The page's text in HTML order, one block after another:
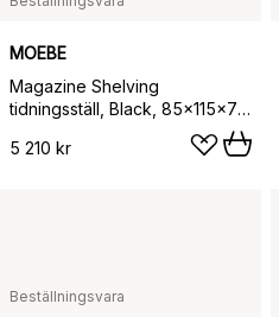
MOEBE
Magazine Shelving
tidningsställ, Black, 85x115x7
5 210 kr
Beställningsvara